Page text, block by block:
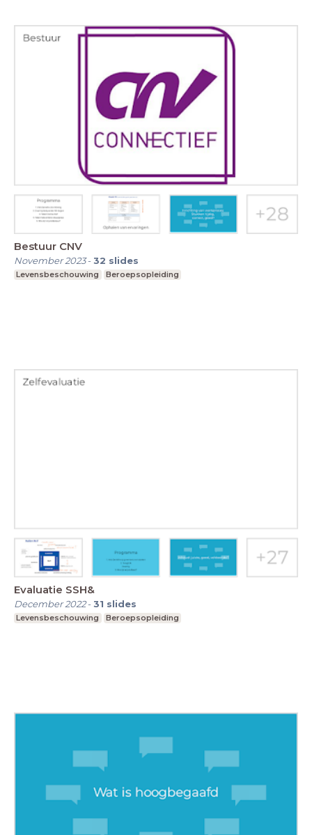
Bestuur CNV
November 2023-32 slides
Levensbeschouwing Beroepsopleiding
Evaluatie SSH&
December 2022-31 slides
Levensbeschouwing Beroepsopleiding